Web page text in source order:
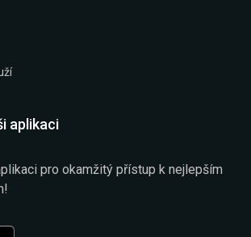
aplikaci
pro okamžitý přístup k nejlepším